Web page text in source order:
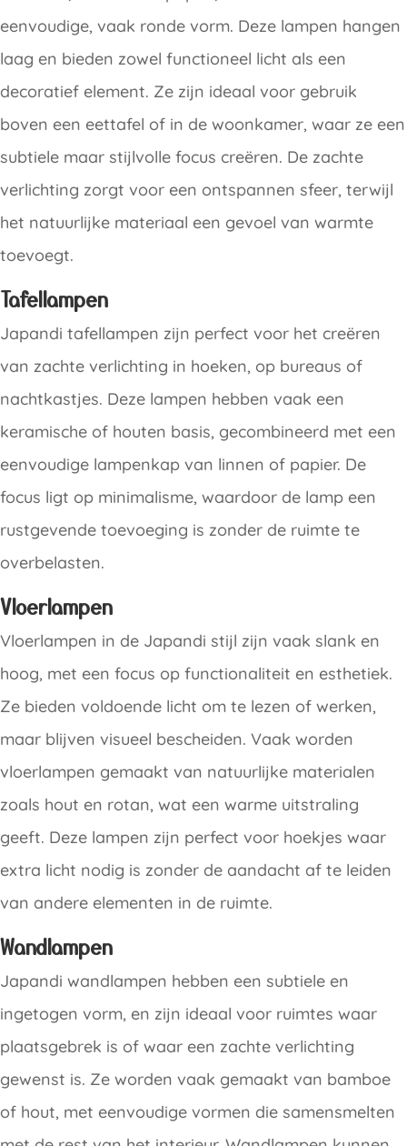
eenvoudige, vaak ronde vorm. Deze lampen hangen
laag en bieden zowel functioneel licht als een
decoratief element. Ze zijn ideaal voor gebruik
boven een eettafel of in de woonkamer, waar ze een
subtiele maar stijlvolle focus creëren. De zachte
verlichting zorgt voor een ontspannen sfeer, terwijl
het natuurlijke materiaal een gevoel van warmte
toevoegt.
Tafellampen
Japandi tafellampen zijn perfect voor het creëren
van zachte verlichting in hoeken, op bureaus of
nachtkastjes. Deze lampen hebben vaak een
keramische of houten basis, gecombineerd met een
eenvoudige lampenkap van linnen of papier. De
focus ligt op minimalisme, waardoor de lamp een
rustgevende toevoeging is zonder de ruimte te
overbelasten.
Vloerlampen
Vloerlampen in de Japandi stijl zijn vaak slank en
hoog, met een focus op functionaliteit en esthetiek.
Ze bieden voldoende licht om te lezen of werken,
maar blijven visueel bescheiden. Vaak worden
vloerlampen gemaakt van natuurlijke materialen
zoals hout en rotan, wat een warme uitstraling
geeft. Deze lampen zijn perfect voor hoekjes waar
extra licht nodig is zonder de aandacht af te leiden
van andere elementen in de ruimte.
Wandlampen
Japandi wandlampen hebben een subtiele en
ingetogen vorm, en zijn ideaal voor ruimtes waar
plaatsgebrek is of waar een zachte verlichting
gewenst is. Ze worden vaak gemaakt van bamboe
of hout, met eenvoudige vormen die samensmelten